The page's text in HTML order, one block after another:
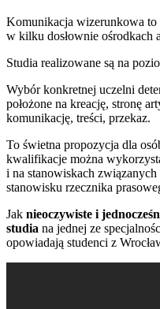
Komunikacja wizerunkowa to
w kilku dosłownie ośrodkach
Studia realizowane są na
Wybór konkretnej uczelni
położone na kreację, stronę
komunikację, treści, przekaz.
To świetna propozycja dla
kwalifikacje można
i na stanowiskach
stanowisku rzecznika
Jak nieoczywiste i
studia na jednej ze
opowiadają studenci z